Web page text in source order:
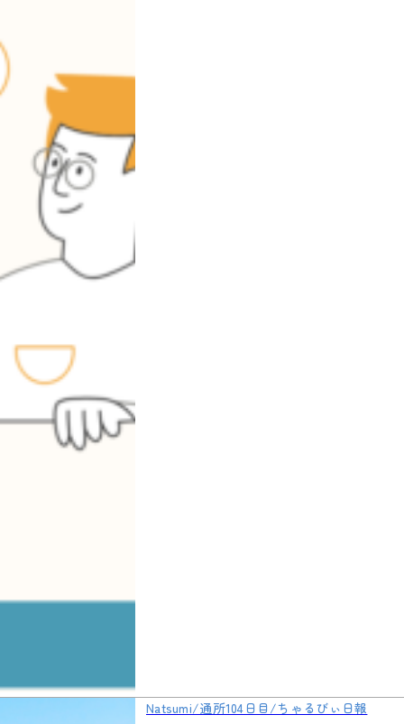
Natsumi/通所104日目/ちゃるびぃ日報